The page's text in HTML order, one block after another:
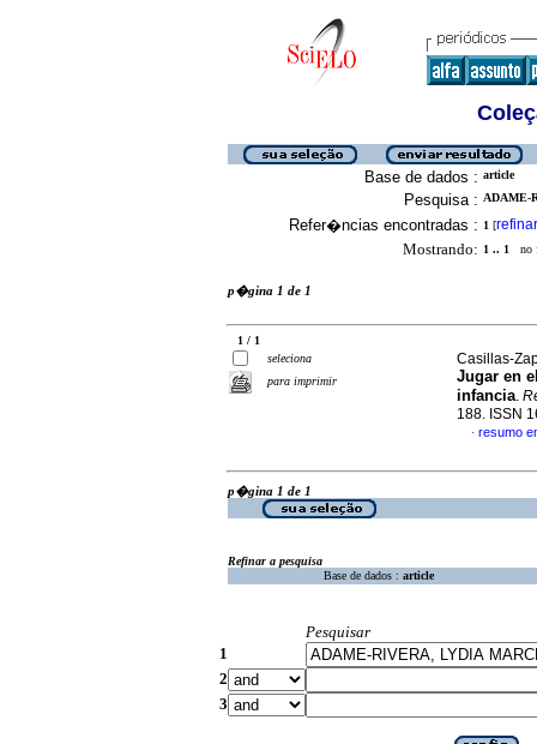
Base de dados : article
Pesquisa : ADAME-
Refer�ncias encontradas : 1 [refinar
Mostrando: 1 .. 1 no
p�gina 1 de 1
1 / 1
seleciona
para imprimir
Casillas-
Jugar en
infancia.
188. ISSN
· resumo
p�gina 1 de 1
Refinar a pesquisa
Base de dados : article
Pesquisar
1
2
3